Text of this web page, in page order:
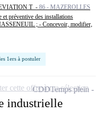
T - 86 - MAZEROLLES
et préventive des installations
; - Concevoir, modifier,
1ers à postuler
industrielle
CDDTemps plein
cette offre à ma sélection